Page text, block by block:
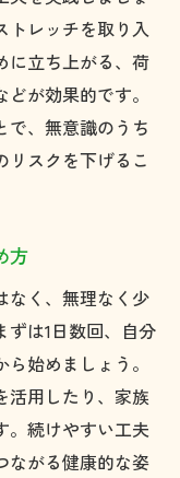
トレッチを取り入
に立ち上がる、荷
が効果的です。
で、無意識のうち
リスクを下げるこ
方
なく、無理なく少
ずは1日数回、自分
始めましょう。
活用したり、家族
。続けやすい工夫
ながる健康的な姿